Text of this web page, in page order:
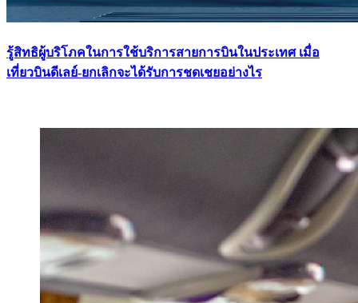
รู้สิทธิผู้บริโภคในการใช้บริการสายการบินในประเทศ เมื่อ
เที่ยวบินดีเลย์-ยกเลิกจะได้รับการชดเชยอย่างไร